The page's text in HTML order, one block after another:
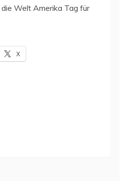
Welt Amerika Tag für
X